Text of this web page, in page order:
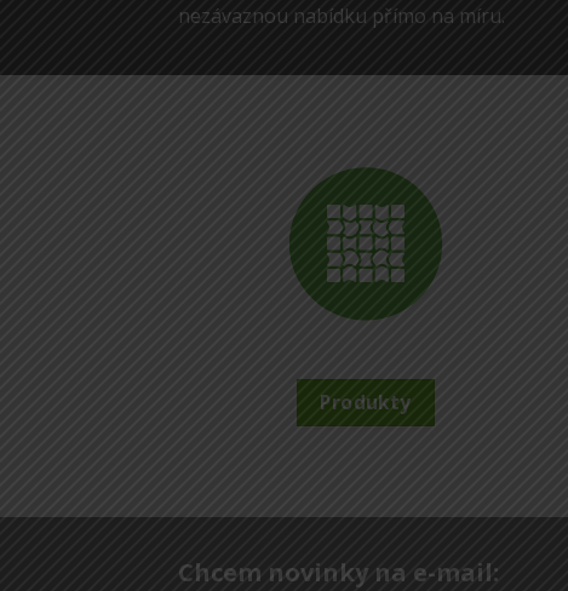
nezávaznou nabídku přímo na míru.
Produkty
Chcem novinky na e-mail: